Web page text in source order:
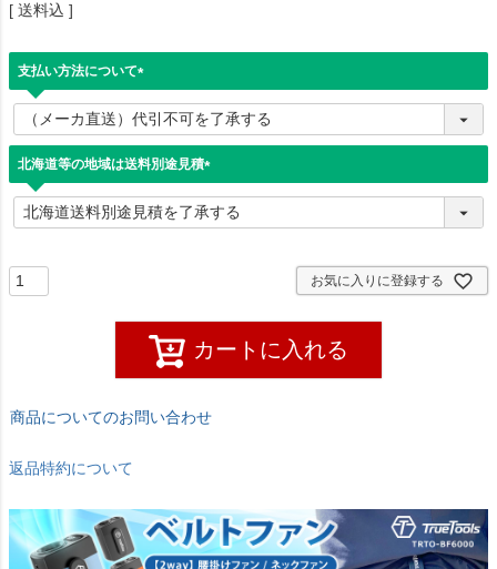
送料込
支払い方法について
必
須
)
北海道等の地域は送料別途見積
必
須
お気に入りに登録する
カートに入れる
商品についてのお問い合わせ
返品特約について